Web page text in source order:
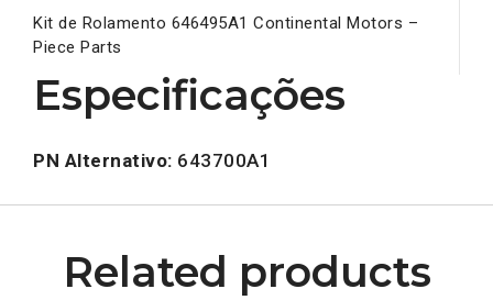
Kit de Rolamento 646495A1 Continental Motors –
Piece Parts
Especificações
PN Alternativo: 643700A1
Related products